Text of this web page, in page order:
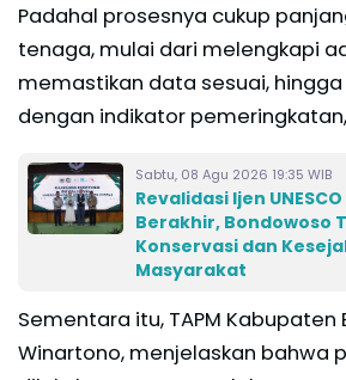
Padahal prosesnya cukup
tenaga, mulai dari melengkapi
memastikan data sesuai,
dengan indikator
Sabtu, 08 Agu 2026 19:35 WIB
Revalidasi Ijen
Berakhir, Bondowoso
Konservasi dan
Masyarakat
Sementara itu, TAPM Kabupaten
Winartono, menjelaskan bahwa